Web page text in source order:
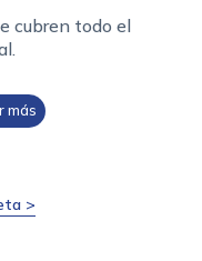
cubren todo el
más
>